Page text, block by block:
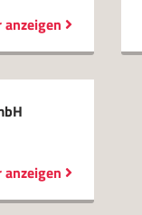
anzeigen
anzeigen